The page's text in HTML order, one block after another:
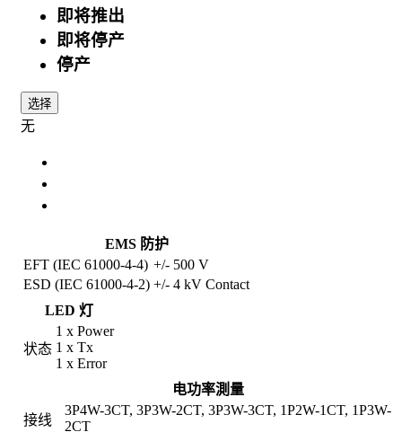
即将推出
即将停产
停产
选择
无
EMS 防护
EFT (IEC 61000-4-4) +/- 500 V
ESD (IEC 61000-4-2) +/- 4 kV Contact
LED 灯
状态
1 x Power
1 x Tx
1 x Error
电功率測量
接线
3P4W-3CT, 3P3W-2CT, 3P3W-3CT, 1P2W-1CT, 1P3W-
2CT